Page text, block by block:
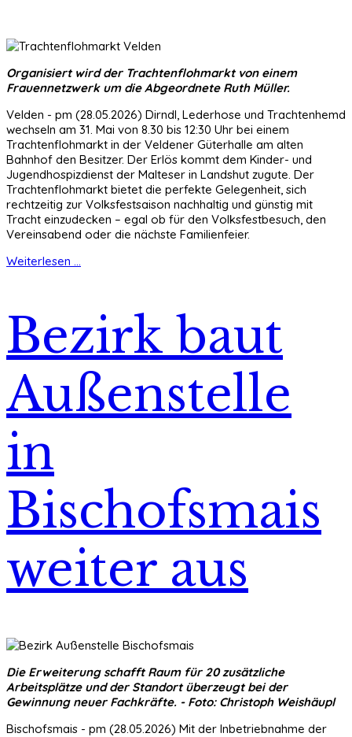
Organisiert wird der Trachtenflohmarkt von einem
Frauennetzwerk um die Abgeordnete Ruth Müller.
Velden - pm (28.05.2026) Dirndl, Lederhose und Trachtenhemd
wechseln am 31. Mai von 8.30 bis 12:30 Uhr bei einem
Trachtenflohmarkt in der Veldener Güterhalle am alten
Bahnhof den Besitzer. Der Erlös kommt dem Kinder- und
Jugendhospizdienst der Malteser in Landshut zugute. Der
Trachtenflohmarkt bietet die perfekte Gelegenheit, sich
rechtzeitig zur Volksfestsaison nachhaltig und günstig mit
Tracht einzudecken – egal ob für den Volksfestbesuch, den
Vereinsabend oder die nächste Familienfeier.
Weiterlesen ...
Bezirk baut
Außenstelle
in
Bischofsmais
weiter aus
Die Erweiterung schafft Raum für 20 zusätzliche
Arbeitsplätze und der Standort überzeugt bei der
Gewinnung neuer Fachkräfte. - Foto: Christoph Weishäupl
Bischofsmais - pm (28.05.2026) Mit der Inbetriebnahme der